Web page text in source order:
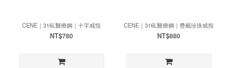
CENE｜316L醫療鋼｜十字戒指
NT$780
CENE｜316L醫療鋼｜疊戴珍珠戒指
NT$880